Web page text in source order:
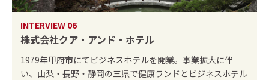
INTERVIEW 06
株式会社クア・アンド・ホテル
1979年甲府市にてビジネスホテルを開業。事業拡大に伴
い、山梨・長野・静岡の三県で健康ランドとビジネスホテル